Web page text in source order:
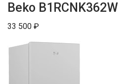
Beko B1RCNK362W
33 500 ₽